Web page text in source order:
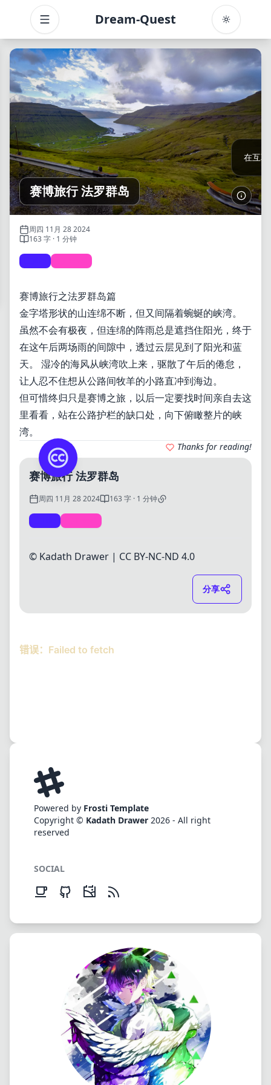
Toggle menu Dream-Quest
赛博旅行 法罗群岛 了解更
在互
周四 11月 28 2024
163 字 · 1 分钟
赛博旅行之法罗群岛篇
金字塔形状的山连绵不断，但又间隔着蜿蜒的峡湾。
虽然不会有极夜，但连绵的阵雨总是遮挡住阳光，终于
在这午后两场雨的间隙中，透过云层见到了阳光和蓝
天。 湿冷的海风从峡湾吹上来，驱散了午后的倦怠，
让人忍不住想从公路间牧羊的小路直冲到海边。
但可惜终归只是赛博之旅，以后一定要找时间亲自去这
里看看，站在公路护栏的缺口处，向下俯瞰整片的峡
湾。
Thanks for reading!
赛博旅行 法罗群岛
周四 11月 28 2024 163 字 · 1 分钟
© Kadath Drawer | CC BY-NC-ND 4.0
分享
Powered by Frosti Template
Copyright © Kadath Drawer 2026 - All right
reserved
SOCIAL
目录
赛博旅行之法罗群岛篇